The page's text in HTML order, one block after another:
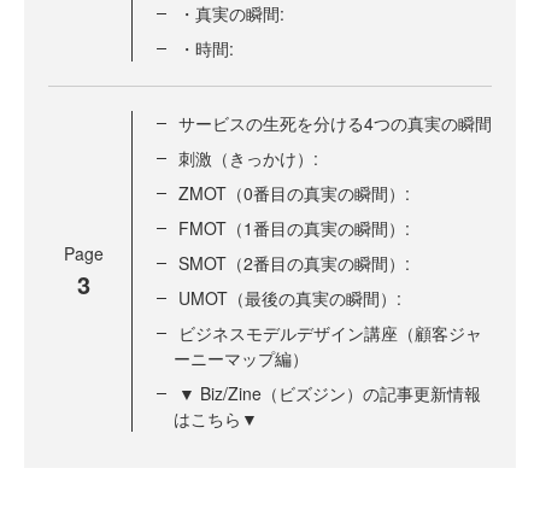
・真実の瞬間:
・時間:
Page
3
サービスの生死を分ける4つの真実の瞬間
刺激（きっかけ）:
ZMOT（0番目の真実の瞬間）:
FMOT（1番目の真実の瞬間）:
SMOT（2番目の真実の瞬間）:
UMOT（最後の真実の瞬間）:
ビジネスモデルデザイン講座（顧客ジャ
ーニーマップ編）
▼ Biz/Zine（ビズジン）の記事更新情報
はこちら▼